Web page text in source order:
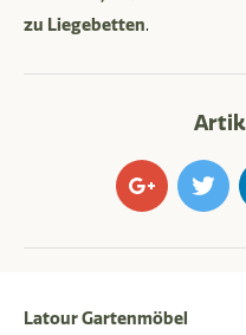
zu Liegebetten.
Google+
Latour Gartenmöbel